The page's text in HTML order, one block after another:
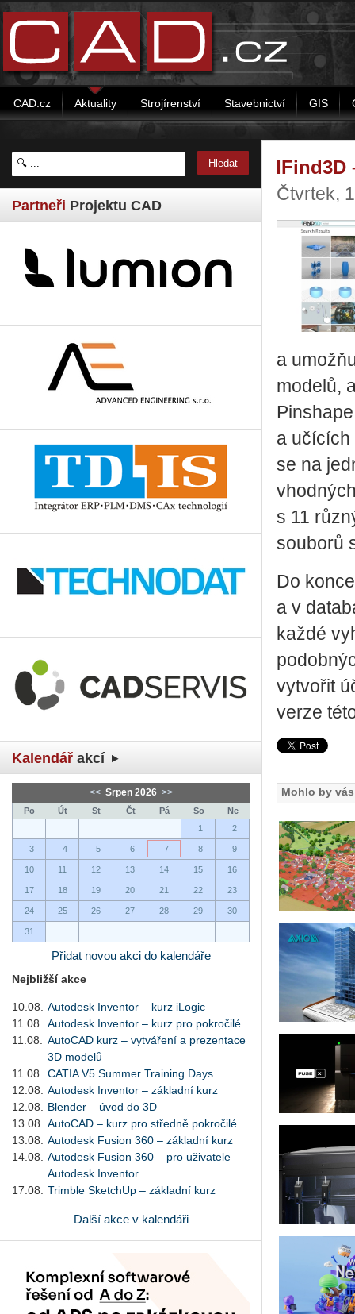
CAD.cz Aktuality Strojírenství Stavebnictví GIS
Partneři Projektu CAD
Kalendář akcí
<< Srpen 2026 >>
Po Út St Čt Pá So
Ne
1
2
3 4 5 6 7 8 9
10 11 12 13 14 15 16
17 18 19 20 21 22 23
24 25 26 27 28 29 30
31
Přidat novou akci do kalendáře
Nejbližší akce
10.08.
Autodesk Inventor – kurz iLogic
11.08.
Autodesk Inventor – kurz pro pokročilé
11.08.
AutoCAD kurz – vytváření a prezentace
3D modelů
11.08.
CATIA V5 Summer Training Days
12.08.
Autodesk Inventor – základní kurz
12.08.
Blender – úvod do 3D
13.08.
AutoCAD – kurz pro středně pokročilé
13.08.
Autodesk Fusion 360 – základní kurz
14.08.
Autodesk Fusion 360 – pro uživatele
Autodesk Inventor
17.08.
Trimble SketchUp – základní kurz
Další akce v kalendáři
IFind3D
Čtvrtek,
a
modelů,
a učících
se na
s 11
souborů
Do
a v
každé
vytvořit
verze
Mohlo by